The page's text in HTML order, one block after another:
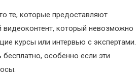
те, которые предоставляют
который невозможно
курсы или интервью с экспертами.
особенно если эти